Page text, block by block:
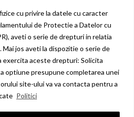
cu privire la datele cu caracter
de Protectie a Datelor cu
aveti o serie de drepturi in relatia
Mai jos aveti la dispozitie o serie de
exercita aceste drepturi: Solicita
optiune presupune completarea unei
site-ului va va contacta pentru a
Politici
S.C. N&B S.R.L. Toate drepturile
rezervate.